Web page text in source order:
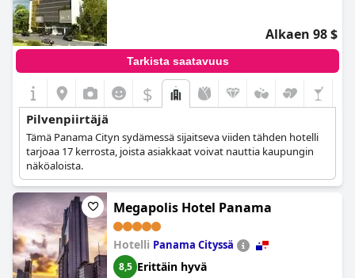
Alkaen 98 $
Tarkista saatavuus
$
Pilvenpiirtäjä
Tämä Panama Cityn sydämessä sijaitseva viiden tähden hotelli
tarjoaa 17 kerrosta, joista asiakkaat voivat nauttia kaupungin
näköaloista.
Megapolis Hotel Panama
Hotelli Panama Cityssä
8,5 Erittäin hyvä